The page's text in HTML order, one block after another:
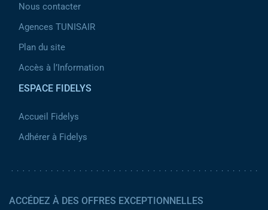
Nous contacter
Agences TUNISAIR
Plan du site
Accès à l’Information
ESPACE FIDELYS
Accueil Fidelys
Adhérer à Fidelys
ACCÉDEZ À DES OFFRES EXCEPTIONNELLES